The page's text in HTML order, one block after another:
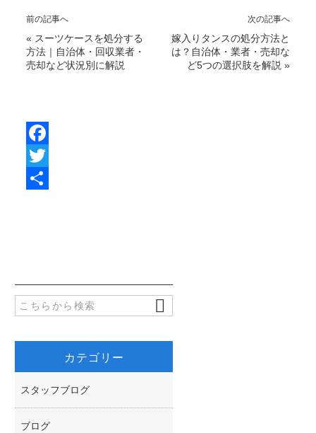
前の記事へ
« スーツケースを処分する
方法｜自治体・回収業者・
売却など状況別に解説
次の記事へ
嫁入りタンスの処分方法と
は？自治体・業者・売却な
ど5つの選択肢を解説 »
F
カテゴリー
スタッフブログ
ブログ